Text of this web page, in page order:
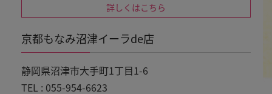
詳しくはこちら
京都もなみ沼津イーラde店
静岡県沼津市大手町1丁目1-6
TEL : 055-954-6623